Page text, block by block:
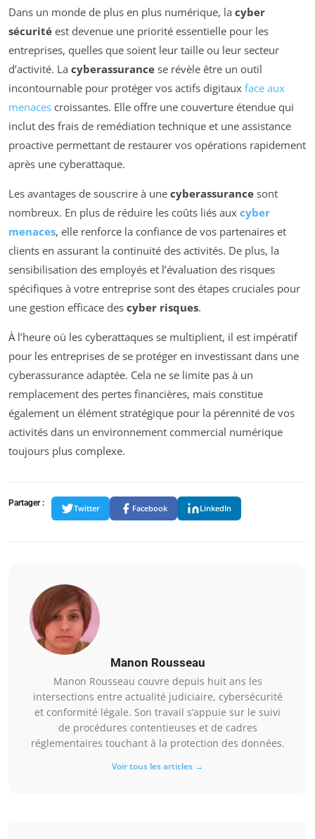
Dans un monde de plus en plus numérique, la cyber
sécurité est devenue une priorité essentielle pour les
entreprises, quelles que soient leur taille ou leur secteur
d’activité. La cyberassurance se révèle être un outil
incontournable pour protéger vos actifs digitaux face aux
menaces croissantes. Elle offre une couverture étendue qui
inclut des frais de remédiation technique et une assistance
proactive permettant de restaurer vos opérations rapidement
après une cyberattaque.
Les avantages de souscrire à une cyberassurance sont
nombreux. En plus de réduire les coûts liés aux cyber
menaces, elle renforce la confiance de vos partenaires et
clients en assurant la continuité des activités. De plus, la
sensibilisation des employés et l’évaluation des risques
spécifiques à votre entreprise sont des étapes cruciales pour
une gestion efficace des cyber risques.
À l’heure où les cyberattaques se multiplient, il est impératif
pour les entreprises de se protéger en investissant dans une
cyberassurance adaptée. Cela ne se limite pas à un
remplacement des pertes financières, mais constitue
également un élément stratégique pour la pérennité de vos
activités dans un environnement commercial numérique
toujours plus complexe.
Partager :
Twitter Facebook LinkedIn
Manon Rousseau
Manon Rousseau couvre depuis huit ans les
intersections entre actualité judiciaire, cybersécurité
et conformité légale. Son travail s’appuie sur le suivi
de procédures contentieuses et de cadres
réglementaires touchant à la protection des données.
Voir tous les articles →